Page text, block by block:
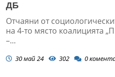
ДБ
Отчаяни от
на 4-то място коалицията
–...
30 май 24 302 0